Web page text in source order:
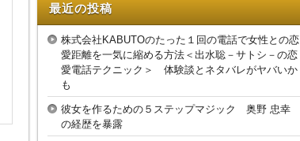
最近の投稿
株式会社KABUTOのたった１回の電話で女性との恋
愛距離を一気に縮める方法＜出水聡－サトシ－の恋
愛電話テクニック＞ 体験談とネタバレがヤバいか
も
彼女を作るための５ステップマジック 奥野 忠幸
の経歴を暴露